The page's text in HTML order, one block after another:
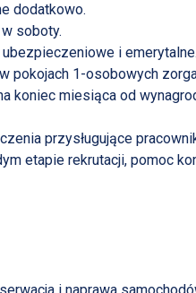
dodatkowo.
soboty.
ubezpieczeniowe i emerytalne.
pokojach 1-osobowych
koniec miesiąca od
przysługujące
etapie rekrutacji, pomoc
i naprawa